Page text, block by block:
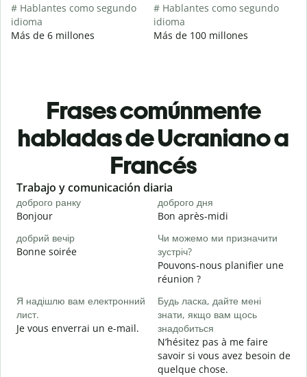
# Hablantes como segundo
idioma
Más de 6 millones
# Hablantes como segundo
idioma
Más de 100 millones
Frases comúnmente
habladas de Ucraniano a
Francés
Slide 1 of 6
Trabajo y comunicación diaria
доброго ранку
Bonjour
доброго дня
Bon après-midi
добрий вечір
Bonne soirée
Чи можемо ми призначити
зустріч?
Pouvons-nous planifier une
réunion ?
Я надішлю вам електронний
лист.
Je vous enverrai un e-mail.
Будь ласка, дайте мені
знати, якщо вам щось
знадобиться
N’hésitez pas à me faire
savoir si vous avez besoin de
quelque chose.